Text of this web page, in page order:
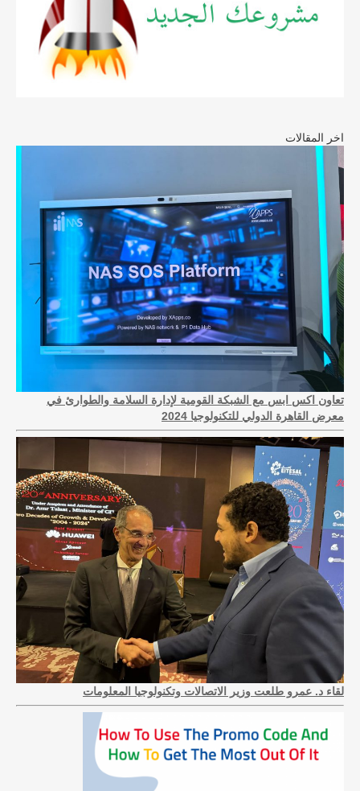
اخر المقالات
تعاون اكس ابس مع الشبكة القومية لإدارة السلامة والطوارئ في
معرض القاهرة الدولي للتكنولوجيا 2024
لقاء د. عمرو طلعت وزير الاتصالات وتكنولوجيا المعلومات